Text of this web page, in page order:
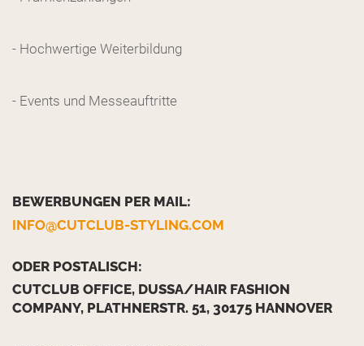
- Hochwertige Weiterbildung
- Events und Messeauftritte
BEWERBUNGEN PER MAIL:
INFO@CUTCLUB-STYLING.COM
ODER POSTALISCH:
CUTCLUB OFFICE, DUSSA/HAIR FASHION
COMPANY, PLATHNERSTR. 51, 30175 HANNOVER